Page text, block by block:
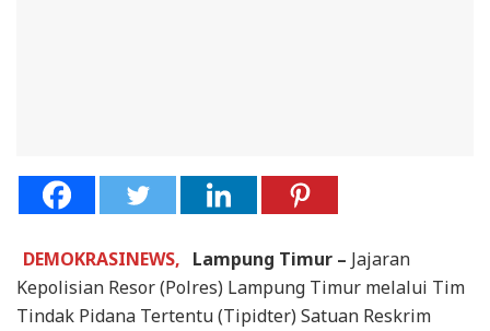
DEMOKRASINEWS, Lampung Timur – Jajaran
Kepolisian Resor (Polres) Lampung Timur melalui Tim
Tindak Pidana Tertentu (Tipidter) Satuan Reskrim